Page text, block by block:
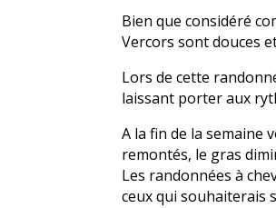
Bien que considéré
Vercors sont douces
Lors de cette
laissant porter aux
A la fin de la semaine
remontés, le gras
Les randonnées à
ceux qui souhaiterais